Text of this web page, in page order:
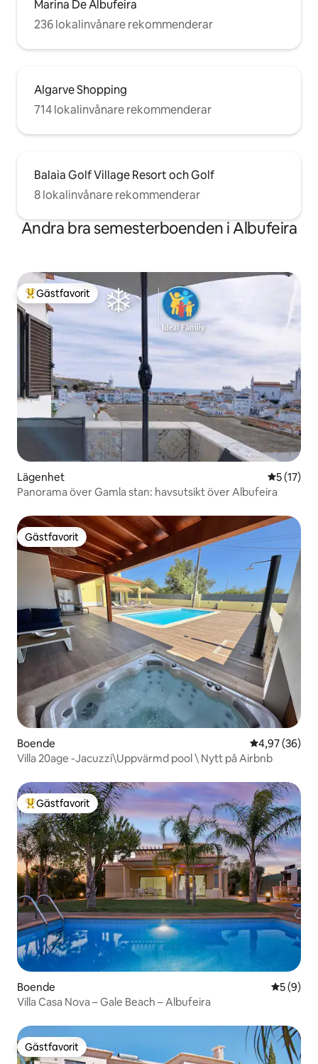
Marina De Albufeira
236 lokalinvånare rekommenderar
Algarve Shopping
714 lokalinvånare rekommenderar
Balaia Golf Village Resort och Golf
8 lokalinvånare rekommenderar
Andra bra semesterboenden i Albufeira
Populär gästfavorit
Gästfavorit
Lägenhet 5 av 5 i
5 (17)
Panorama över Gamla stan: havsutsikt över Albufeira
Gästfavorit
Gästfavorit
Boende 4,97 av 5 i
4,97 (36)
Villa 20age -Jacuzzi\Uppvärmd pool \ Nytt på Airbnb
Populär gästfavorit
Gästfavorit
Boende 5 av 5 i
5 (9)
Villa Casa Nova – Gale Beach – Albufeira
Gästfavorit
Gästfavorit